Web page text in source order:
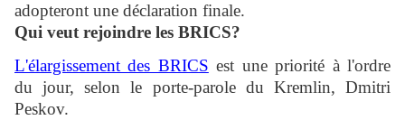
adopteront une déclaration finale.
Qui veut rejoindre les BRICS?
L'élargissement des BRICS est une priorité à l'ordre
du jour, selon le porte-parole du Kremlin, Dmitri
Peskov.